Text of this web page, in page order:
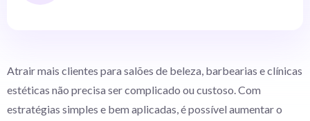
Atrair mais clientes para salões de beleza, barbearias e clínicas
estéticas não precisa ser complicado ou custoso. Com
estratégias simples e bem aplicadas, é possível aumentar o